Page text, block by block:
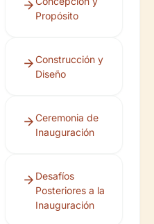
Propósito
Construcción y
Diseño
Ceremonia de
Inauguración
Desafíos
Posteriores a la
Inauguración